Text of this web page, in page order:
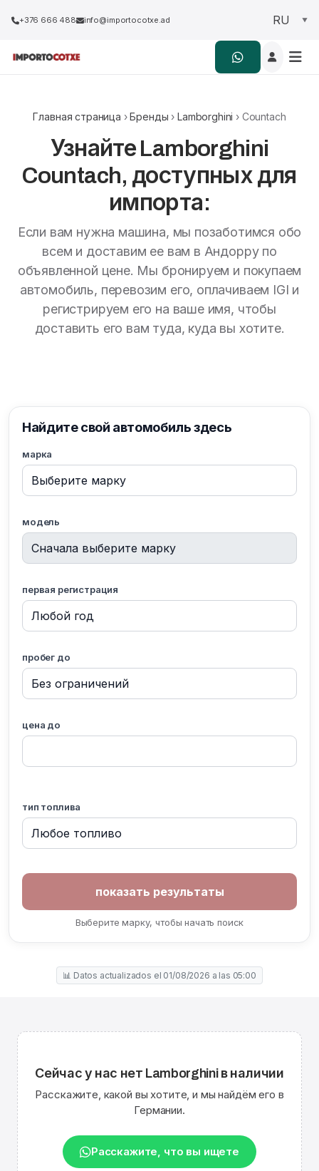
+376 666 488 info@importocotxe.ad
Главная страница ›Бренды ›Lamborghini › Countach
Узнайте Lamborghini
Countach, доступных для
импорта:
Если вам нужна машина, мы позаботимся обо
всем и доставим ее вам в Андорру по
объявленной цене. Мы бронируем и покупаем
автомобиль, перевозим его, оплачиваем IGI и
регистрируем его на ваше имя, чтобы
доставить его вам туда, куда вы хотите.
Найдите свой автомобиль здесь
марка
модель
первая регистрация
пробег до
цена до
тип топлива
Выберите марку, чтобы начать поиск
📊 Datos actualizados el 01/08/2026 a las 05:00
Сейчас у нас нет Lamborghini в наличии
Расскажите, какой вы хотите, и мы найдём его в
Германии.
Расскажите, что вы ищете